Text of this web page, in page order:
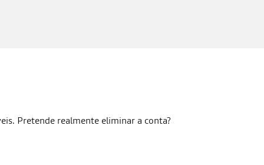
Pretende realmente eliminar a conta?